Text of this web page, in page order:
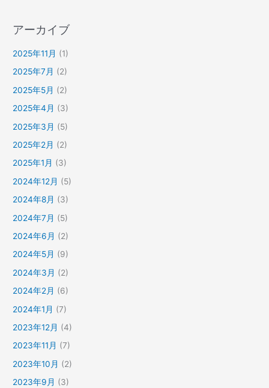
アーカイブ
2025年11月 (1)
2025年7月 (2)
2025年5月 (2)
2025年4月 (3)
2025年3月 (5)
2025年2月 (2)
2025年1月 (3)
2024年12月 (5)
2024年8月 (3)
2024年7月 (5)
2024年6月 (2)
2024年5月 (9)
2024年3月 (2)
2024年2月 (6)
2024年1月 (7)
2023年12月 (4)
2023年11月 (7)
2023年10月 (2)
2023年9月 (3)